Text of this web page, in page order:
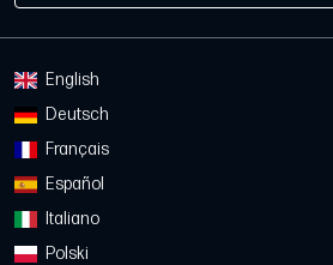
English
Deutsch
Français
Español
Italiano
Polski